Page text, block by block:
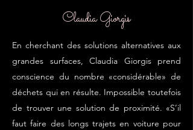
Claudia Giorgis
En cherchant des solutions alternatives aux
grandes surfaces, Claudia Giorgis prend
conscience du nombre «considérable» de
déchets qui en résulte. Impossible toutefois
de trouver une solution de proximité. «S’il
faut faire des longs trajets en voiture pour